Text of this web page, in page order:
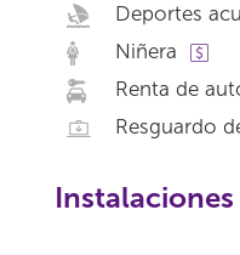
Deportes
Niñera
Renta de
Resguardo
Instalaciones